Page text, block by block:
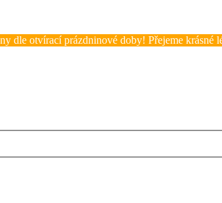
dle otvírací prázdninové doby! Přejeme krásné